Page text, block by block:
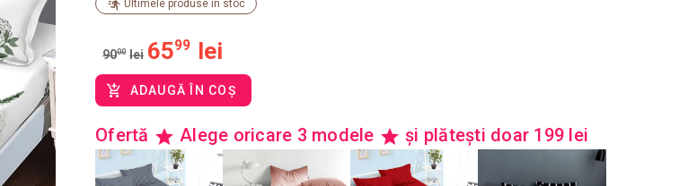
Ultimele produse în stoc
9000 lei 6599 lei
ADAUGĂ ÎN COȘ
Ofertă Alege oricare 3 modele și plătești doar 199 lei